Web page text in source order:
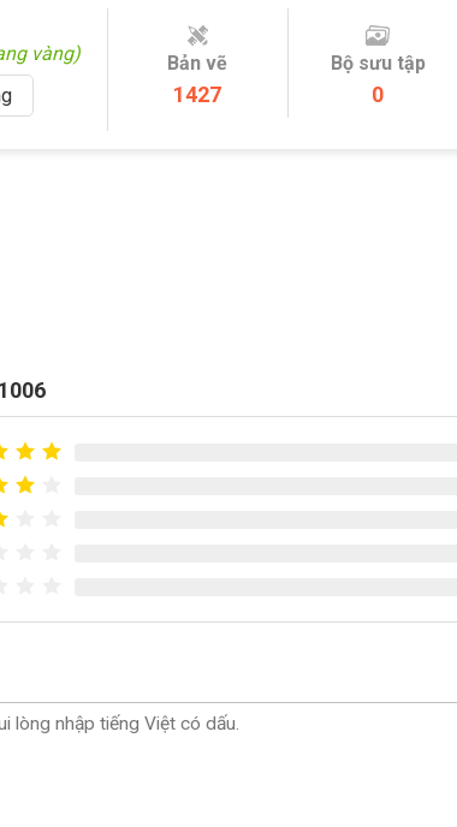
vàng)
Bản vẽ
1427
Bộ sưu tập
0